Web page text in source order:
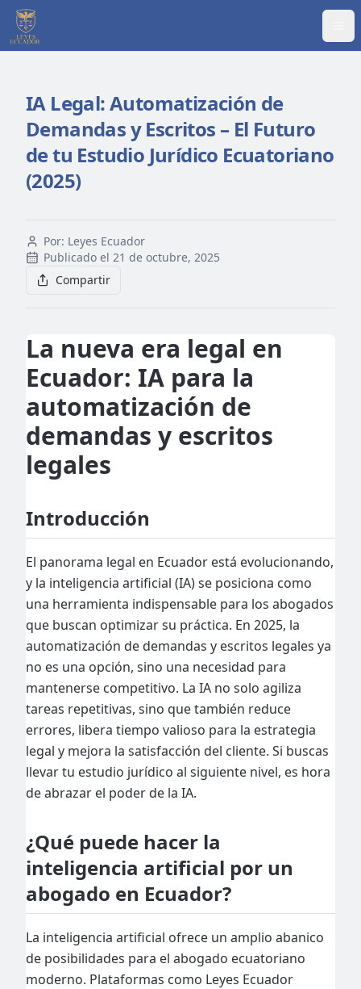
IA Legal: Automatización de
Demandas y Escritos – El Futuro
de tu Estudio Jurídico Ecuatoriano
(2025)
Por: Leyes Ecuador
Publicado el 21 de octubre, 2025
Compartir
La nueva era legal en
Ecuador: IA para la
automatización de
demandas y escritos
legales
Introducción
El panorama legal en Ecuador está evolucionando,
y la inteligencia artificial (IA) se posiciona como
una herramienta indispensable para los abogados
que buscan optimizar su práctica. En 2025, la
automatización de demandas y escritos legales ya
no es una opción, sino una necesidad para
mantenerse competitivo. La IA no solo agiliza
tareas repetitivas, sino que también reduce
errores, libera tiempo valioso para la estrategia
legal y mejora la satisfacción del cliente. Si buscas
llevar tu estudio jurídico al siguiente nivel, es hora
de abrazar el poder de la IA.
¿Qué puede hacer la
inteligencia artificial por un
abogado en Ecuador?
La inteligencia artificial ofrece un amplio abanico
de posibilidades para el abogado ecuatoriano
moderno. Plataformas como Leyes Ecuador